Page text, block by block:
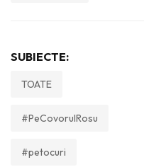
SUBIECTE:
TOATE
#PeCovorulRosu
#petocuri